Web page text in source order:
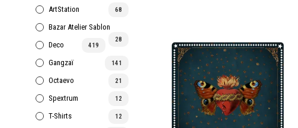
ArtStation 68
Bazar Atelier Sablon
28
Deco 419
Gangzaï 141
Octaevo 21
Spextrum 12
T-Shirts 12